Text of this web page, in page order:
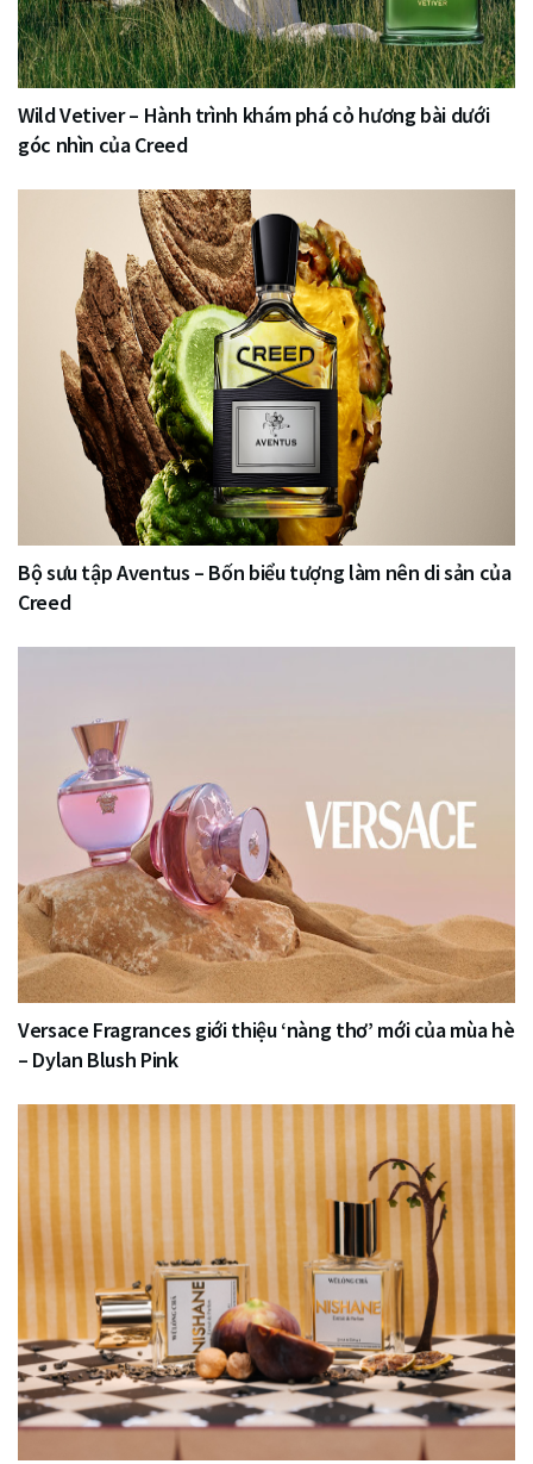
Wild Vetiver – Hành trình khám phá cỏ hương bài dưới
góc nhìn của Creed
Bộ sưu tập Aventus – Bốn biểu tượng làm nên di sản của
Creed
Versace Fragrances giới thiệu ‘nàng thơ’ mới của mùa hè
– Dylan Blush Pink